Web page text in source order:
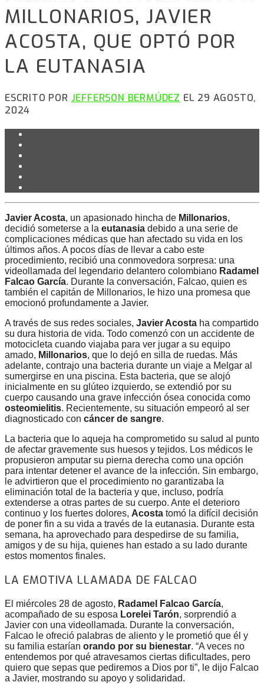
MILLONARIOS, JAVIER
ACOSTA, QUE OPTÓ POR
LA EUTANASIA
ESCRITO POR JEFFERSON BERMÚDEZ EL 29 AGOSTO,
2024
Javier Acosta, un apasionado hincha de Millonarios,
decidió someterse a la eutanasia debido a una serie de
complicaciones médicas que han afectado su vida en los
últimos años. A pocos días de llevar a cabo este
procedimiento, recibió una conmovedora sorpresa: una
videollamada del legendario delantero colombiano Radamel
Falcao García. Durante la conversación, Falcao, quien es
también el capitán de Millonarios, le hizo una promesa que
emocionó profundamente a Javier.
A través de sus redes sociales, Javier Acosta ha compartido
su dura historia de vida. Todo comenzó con un accidente de
motocicleta cuando viajaba para ver jugar a su equipo
amado, Millonarios, que lo dejó en silla de ruedas. Más
adelante, contrajo una bacteria durante un viaje a Melgar al
sumergirse en una piscina. Esta bacteria, que se alojó
inicialmente en su glúteo izquierdo, se extendió por su
cuerpo causando una grave infección ósea conocida como
osteomielitis. Recientemente, su situación empeoró al ser
diagnosticado con cáncer de sangre.
La bacteria que lo aqueja ha comprometido su salud al punto
de afectar gravemente sus huesos y tejidos. Los médicos le
propusieron amputar su pierna derecha como una opción
para intentar detener el avance de la infección. Sin embargo,
le advirtieron que el procedimiento no garantizaba la
eliminación total de la bacteria y que, incluso, podría
extenderse a otras partes de su cuerpo. Ante el deterioro
continuo y los fuertes dolores, Acosta tomó la difícil decisión
de poner fin a su vida a través de la eutanasia. Durante esta
semana, ha aprovechado para despedirse de su familia,
amigos y de su hija, quienes han estado a su lado durante
estos momentos finales.
LA EMOTIVA LLAMADA DE FALCAO
El miércoles 28 de agosto, Radamel Falcao García,
acompañado de su esposa Lorelei Tarón, sorprendió a
Javier con una videollamada. Durante la conversación,
Falcao le ofreció palabras de aliento y le prometió que él y
su familia estarían orando por su bienestar. “A veces no
entendemos por qué atravesamos ciertas dificultades, pero
quiero que sepas que pediremos a Dios por ti”, le dijo Falcao
a Javier, mostrando su apoyo y solidaridad.